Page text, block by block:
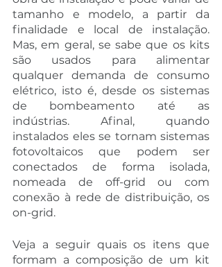
tamanho e modelo, a partir da
finalidade e local de instalação.
Mas, em geral, se sabe que os kits
são usados para alimentar
qualquer demanda de consumo
elétrico, isto é, desde os sistemas
de bombeamento até as
indústrias. Afinal, quando
instalados eles se tornam sistemas
fotovoltaicos que podem ser
conectados de forma isolada,
nomeada de off-grid ou com
conexão à rede de distribuição, os
on-grid.
Veja a seguir quais os itens que
formam a composição de um kit